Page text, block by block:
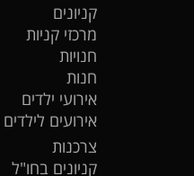
קניונים
מרכזי קניות
חנויות
חנות
אירועי ילדים
אירועים לילדים
צרכנות
קניונים בחו"ל